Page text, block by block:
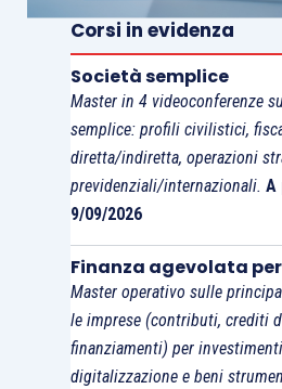
nominati amministratori,
socideve essere costituita
Facendo leva in
aspetto, il Ministero è
sull’argomento con
20.6.2024, rettificando la
precedente documento.
interpretativo, in assenza
previsione, è da ritenersi
amministrazione di una
composto integralmente
Corsi in evidenza
Società semplice
Master in 4 videoconferenze
semplice: profili civilistici,
diretta/indiretta, operazioni
previdenziali/internazionali. A
9/09/2026
Finanza agevolata
Master operativo sulle
le imprese (contributi, crediti
finanziamenti) per
digitalizzazione e beni